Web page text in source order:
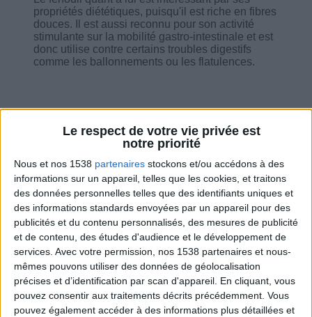
Le respect de votre vie privée est
notre priorité
Nous et nos 1538 partenaires stockons et/ou accédons à des
informations sur un appareil, telles que les cookies, et traitons
des données personnelles telles que des identifiants uniques et
des informations standards envoyées par un appareil pour des
publicités et du contenu personnalisés, des mesures de publicité
et de contenu, des études d'audience et le développement de
services. Avec votre permission, nos 1538 partenaires et nous-
mêmes pouvons utiliser des données de géolocalisation
précises et d’identification par scan d'appareil. En cliquant, vous
pouvez consentir aux traitements décrits précédemment. Vous
pouvez également accéder à des informations plus détaillées et
propriétés diététiques, puisqu'il est riche en fibres
douces. Il est aussi reconnu pour son activité
stimulante sur la mobilité gastro-intestinale et est
donc utilise contre certains troubles digestifs
comme les ballonnements ou les flatulences.
Combien de kilos souhaitez-vous perdre ?
Moins de
5 kilos
De 5 à 10
kilos
Plus de
10 kilos
Conseils et astuces minceur
Les bons trucs à connaître pour mincir
expliqués par le créateur du programme
Savoir Maigrir.